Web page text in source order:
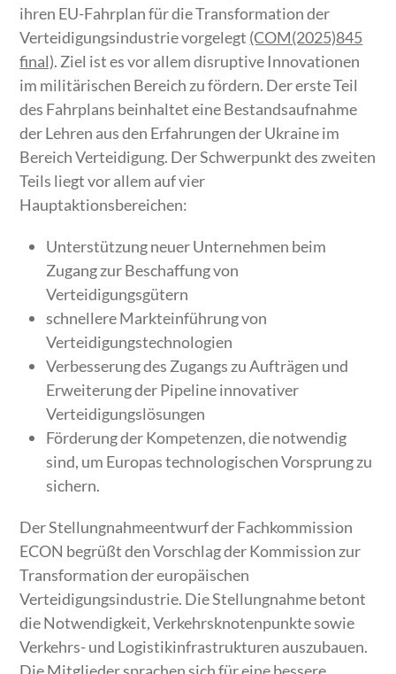
ihren EU-Fahrplan für die Transformation der
Verteidigungsindustrie vorgelegt (COM(2025)845
final). Ziel ist es vor allem disruptive Innovationen
im militärischen Bereich zu fördern. Der erste Teil
des Fahrplans beinhaltet eine Bestandsaufnahme
der Lehren aus den Erfahrungen der Ukraine im
Bereich Verteidigung. Der Schwerpunkt des zweiten
Teils liegt vor allem auf vier
Hauptaktionsbereichen:
Unterstützung neuer Unternehmen beim
Zugang zur Beschaffung von
Verteidigungsgütern
schnellere Markteinführung von
Verteidigungstechnologien
Verbesserung des Zugangs zu Aufträgen und
Erweiterung der Pipeline innovativer
Verteidigungslösungen
Förderung der Kompetenzen, die notwendig
sind, um Europas technologischen Vorsprung zu
sichern.
Der Stellungnahmeentwurf der Fachkommission
ECON begrüßt den Vorschlag der Kommission zur
Transformation der europäischen
Verteidigungsindustrie. Die Stellungnahme betont
die Notwendigkeit, Verkehrsknotenpunkte sowie
Verkehrs- und Logistikinfrastrukturen auszubauen.